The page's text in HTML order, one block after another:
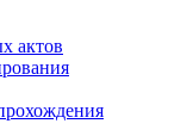
актов